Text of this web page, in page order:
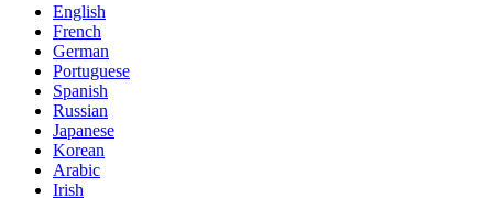
English
French
German
Portuguese
Spanish
Russian
Japanese
Korean
Arabic
Irish